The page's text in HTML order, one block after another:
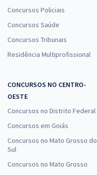
Concursos Policiais
Concursos Saúde
Concursos Tribunais
Residência Multiprofissional
CONCURSOS NO CENTRO-
OESTE
Concursos no Distrito Federal
Concursos em Goiás
Concursos no Mato Grosso do
Sul
Concursos no Mato Grosso